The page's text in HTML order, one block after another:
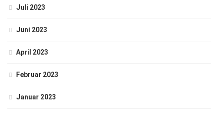
Juli 2023
Juni 2023
April 2023
Februar 2023
Januar 2023